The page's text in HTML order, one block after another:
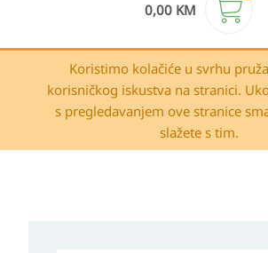
0,00 KM
Koristimo kolačiće u svrhu
korisničkog iskustva na stranici.
s pregledavanjem ove stranice
slažete s tim.